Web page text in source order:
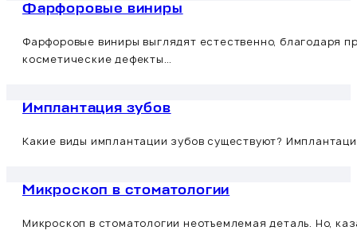
Фарфоровые виниры
Фарфоровые виниры выглядят естественно, благодаря
косметические дефекты…
Имплантация зубов
Какие виды имплантации зубов существуют?
Микроскоп в стоматологии
Микроскоп в стоматологии неотъемлемая деталь. Но,